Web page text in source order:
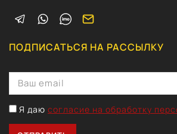
ПОДПИСАТЬСЯ НА РАССЫЛКУ
Я даю согласие на обработку